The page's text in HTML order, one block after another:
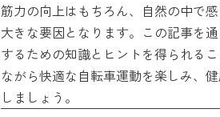
筋力の向上はもちろん、自然の中で
大きな要因となります。この記事を
するための知識とヒントを得られる
ながら快適な自転車運動を楽しみ、
しましょう。